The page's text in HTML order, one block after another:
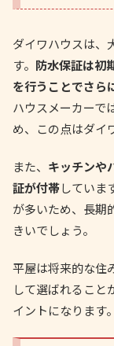
ダイワハウスは、
す。 防水保証は初
を行うことでさら
ハウスメーカーで
め、この点はダイ
また、 キッチンや
証が付帯していま
が多いため、長期
きいでしょう。
平屋は将来的な住
して選ばれること
イントになります。